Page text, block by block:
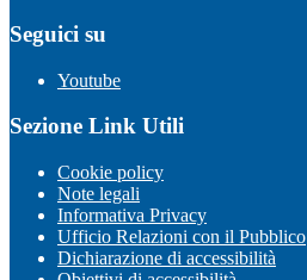
Seguici su
Youtube
Sezione Link Utili
Cookie policy
Note legali
Informativa Privacy
Ufficio Relazioni con il Pubblico
Dichiarazione di accessibilità